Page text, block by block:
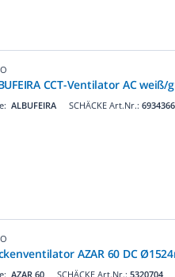
CCT-Ventilator AC weiß/
SCHÄCKE Art.Nr.: 6934366
ALBUFEIRA
AZAR 60 DC
SCHÄCKE Art.Nr.: 5320704
AZAR 60